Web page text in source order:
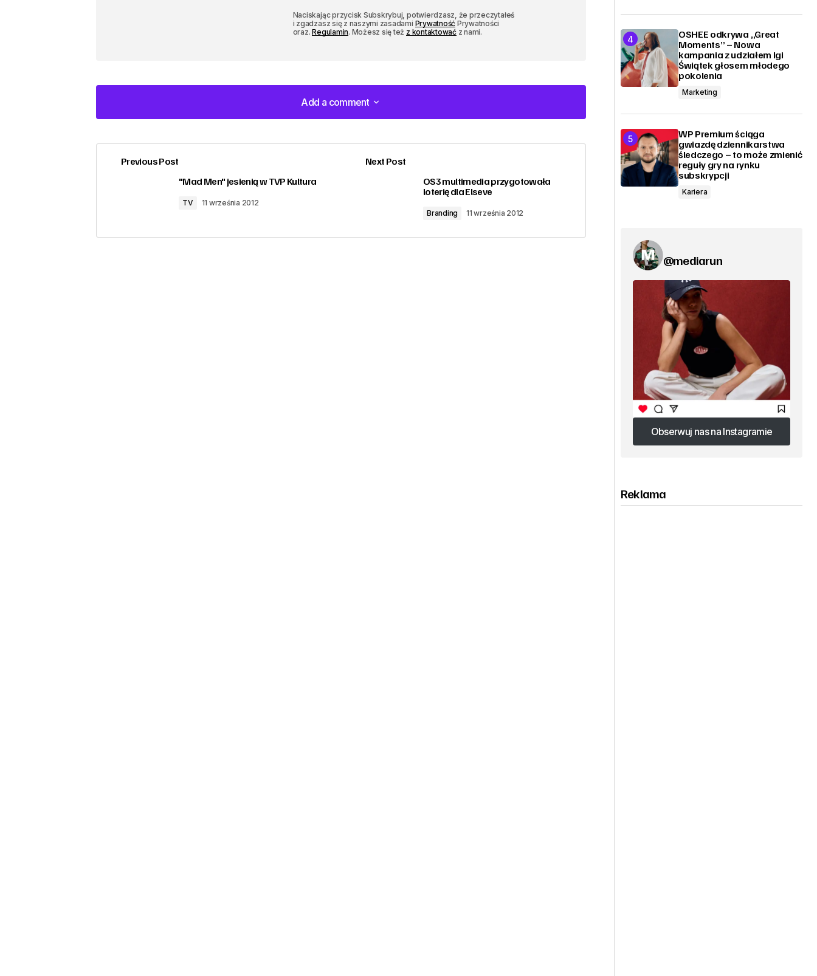
Naciskając przycisk Subskrybuj, potwierdzasz, że przeczytałeś
i zgadzasz się z naszymi zasadami Prywatność Prywatności
oraz.Regulamin. Możesz się też z kontaktowaćz nami.
Add a comment
Add a comment
zalogować
Previous Post
"Mad Men" jesienią w TVP Kultura
TV 11 września 2012
Next Post
OS3 multimedia przygotowała
loterię dla Elseve
Branding 11 września 2012
OSHEE odkrywa „Great
Moments” – Nowa
kampania z udziałem Igi
Świątek głosem młodego
pokolenia
Marketing
WP Premium ściąga
gwiazdę dziennikarstwa
śledczego – to może zmienić
reguły gry na rynku
subskrypcji
Kariera
@mediarun
Obserwuj nas na Instagramie
Obserwuj nas na Instagramie
Reklama